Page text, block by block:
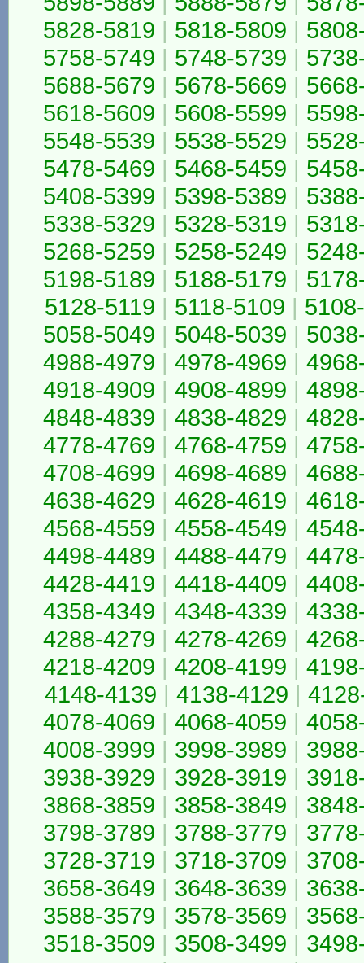
5828-5819 | 5818-5809 |
5758-5749 | 5748-5739 |
5688-5679 | 5678-5669 |
5618-5609 | 5608-5599 |
5548-5539 | 5538-5529 |
5478-5469 | 5468-5459 |
5408-5399 | 5398-5389 |
5338-5329 | 5328-5319 |
5268-5259 | 5258-5249 |
5198-5189 | 5188-5179 |
5128-5119 | 5118-5109 |
5058-5049 | 5048-5039 |
4988-4979 | 4978-4969 |
4918-4909 | 4908-4899 |
4848-4839 | 4838-4829 |
4778-4769 | 4768-4759 |
4708-4699 | 4698-4689 |
4638-4629 | 4628-4619 |
4568-4559 | 4558-4549 |
4498-4489 | 4488-4479 |
4428-4419 | 4418-4409 |
4358-4349 | 4348-4339 |
4288-4279 | 4278-4269 |
4218-4209 | 4208-4199 |
4148-4139 | 4138-4129 |
4078-4069 | 4068-4059 |
4008-3999 | 3998-3989 |
3938-3929 | 3928-3919 |
3868-3859 | 3858-3849 |
3798-3789 | 3788-3779 |
3728-3719 | 3718-3709 |
3658-3649 | 3648-3639 |
3588-3579 | 3578-3569 |
3518-3509 | 3508-3499 |